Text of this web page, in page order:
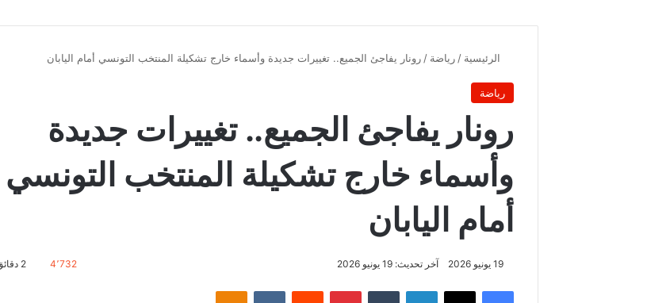
الرئيسية / رياضة / رونار يفاجئ الجميع.. تغييرات جديدة وأسماء خارج تشكيلة المنتخب التونسي أمام اليابان
رياضة
رونار يفاجئ الجميع.. تغييرات جديدة
وأسماء خارج تشكيلة المنتخب التونسي
أمام اليابان
19 يونيو 2026 آخر تحديث: 19 يونيو 2026 4٬732 2 دقائق
فيسبوك لينكدإن بينتيريست